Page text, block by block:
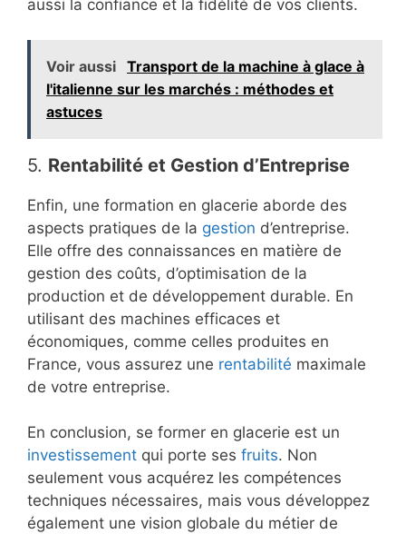
aussi la confiance et la fidélité de vos clients.
Voir aussi Transport de la machine à glace à
l'italienne sur les marchés : méthodes et
astuces
5. Rentabilité et Gestion d’Entreprise
Enfin, une formation en glacerie aborde des
aspects pratiques de la gestion d’entreprise.
Elle offre des connaissances en matière de
gestion des coûts, d’optimisation de la
production et de développement durable. En
utilisant des machines efficaces et
économiques, comme celles produites en
France, vous assurez une rentabilité maximale
de votre entreprise.
En conclusion, se former en glacerie est un
investissement qui porte ses fruits. Non
seulement vous acquérez les compétences
techniques nécessaires, mais vous développez
également une vision globale du métier de